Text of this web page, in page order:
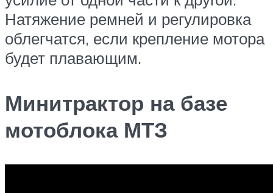
Натяжение ремней и регулировка
облегчатся, если крепление мотора
будет плавающим.
Минитрактор на базе
мотоблока МТЗ